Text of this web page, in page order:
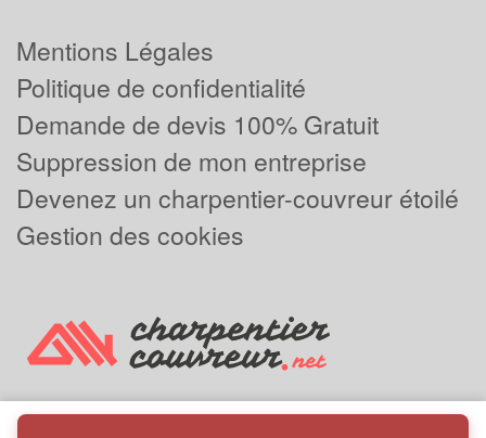
Mentions Légales
Politique de confidentialité
Demande de devis 100% Gratuit
Suppression de mon entreprise
Devenez un charpentier-couvreur étoilé
Gestion des cookies